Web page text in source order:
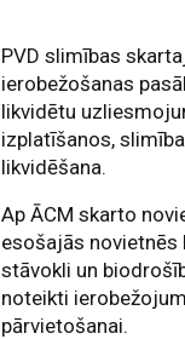
PVD slimības
ierobežošanas
likvidētu
izplatīšanos,
likvidēšana.
Ap ĀCM skarto
esošajās novietnēs
stāvokli un
noteikti
pārvietošanai.